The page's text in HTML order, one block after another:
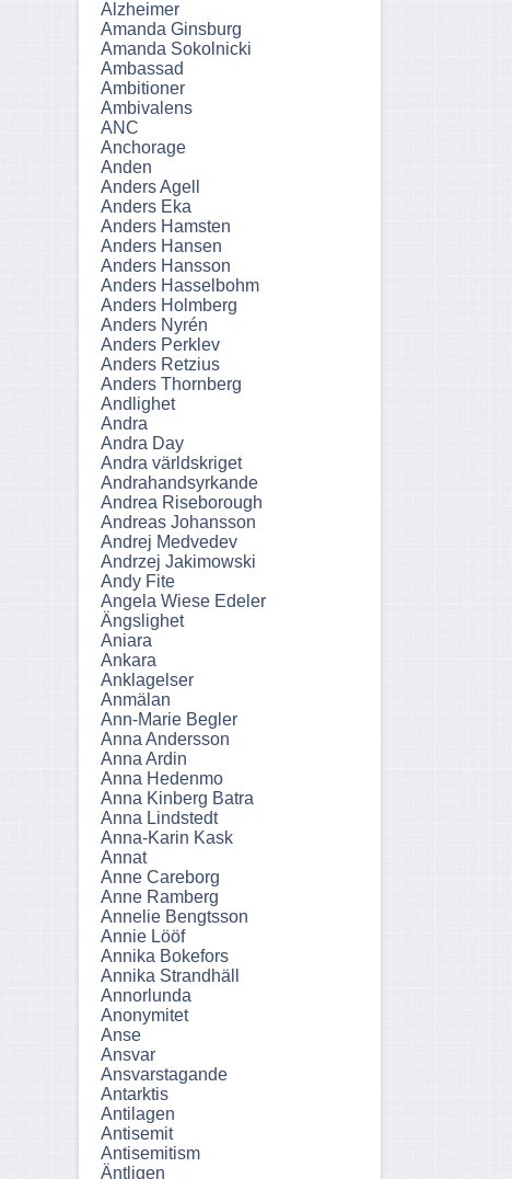
Alzheimer
Amanda Ginsburg
Amanda Sokolnicki
Ambassad
Ambitioner
Ambivalens
ANC
Anchorage
Anden
Anders Agell
Anders Eka
Anders Hamsten
Anders Hansen
Anders Hansson
Anders Hasselbohm
Anders Holmberg
Anders Nyrén
Anders Perklev
Anders Retzius
Anders Thornberg
Andlighet
Andra
Andra Day
Andra världskriget
Andrahandsyrkande
Andrea Riseborough
Andreas Johansson
Andrej Medvedev
Andrzej Jakimowski
Andy Fite
Angela Wiese Edeler
Ängslighet
Aniara
Ankara
Anklagelser
Anmälan
Ann-Marie Begler
Anna Andersson
Anna Ardin
Anna Hedenmo
Anna Kinberg Batra
Anna Lindstedt
Anna-Karin Kask
Annat
Anne Careborg
Anne Ramberg
Annelie Bengtsson
Annie Lööf
Annika Bokefors
Annika Strandhäll
Annorlunda
Anonymitet
Anse
Ansvar
Ansvarstagande
Antarktis
Antilagen
Antisemit
Antisemitism
Äntligen